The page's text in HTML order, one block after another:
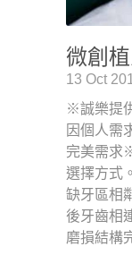
微創
13 Oct
※誠樂提
因個人需
完美需求
選擇方式
缺牙區相
後牙齒相
磨損結構